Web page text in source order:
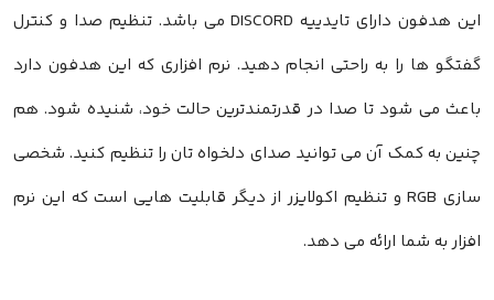
این هدفون دارای تایدییه DISCORD می باشد. تنظیم صدا و کنترل
گفتگو ها را به راحتی انجام دهید. نرم افزاری که این هدفون دارد
باعث می شود تا صدا در قدرتمندترین حالت خود، شنیده شود. هم
چنین به کمک آن می توانید صدای دلخواه تان را تنظیم کنید. شخصی
سازی RGB و تنظیم اکولایزر از دیگر قابلیت هایی است که این نرم
افزار به شما ارائه می دهد.